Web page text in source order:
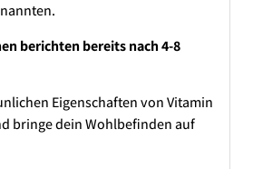
berichten bereits nach 4-8
Eigenschaften von Vitamin
bringe dein Wohlbefinden auf